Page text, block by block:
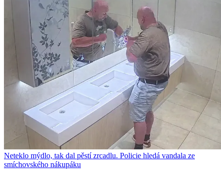
Neteklo mýdlo, tak dal pěstí zrcadlu. Policie hledá vandala ze
smíchovského nákupáku